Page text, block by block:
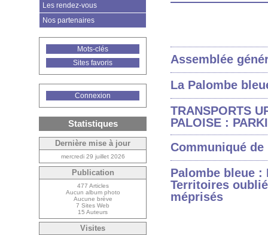
Assemblée
La Palombe
TRANSPORTS
PALOISE :
Communiqué de
Palombe bleue :
Territoires
méprisés
Les rendez-vous
Nos partenaires
Mots-clés
Sites favoris
Connexion
Statistiques
Dernière mise à jour
mercredi 29 juillet 2026
Publication
477 Articles
Aucun album photo
Aucune brève
7 Sites Web
15 Auteurs
Visites